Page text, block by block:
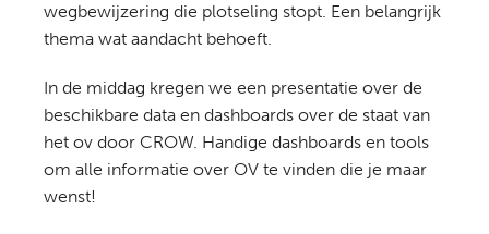
wegbewijzering die plotseling stopt. Een belangrijk
thema wat aandacht behoeft.
In de middag kregen we een presentatie over de
beschikbare data en dashboards over de staat van
het ov door CROW. Handige dashboards en tools
om alle informatie over OV te vinden die je maar
wenst!